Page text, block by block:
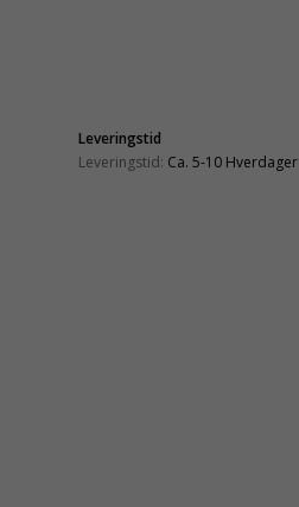
Leveringstid
Leveringstid: Ca. 5-10 Hverdager